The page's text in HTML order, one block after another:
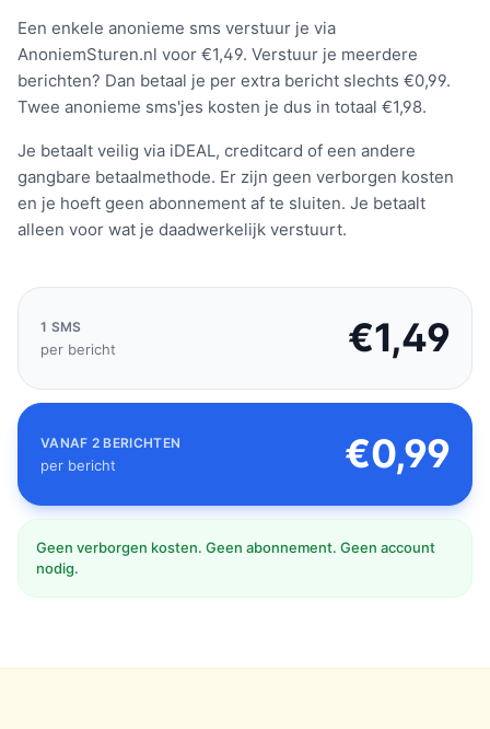
Een enkele anonieme sms verstuur je via
AnoniemSturen.nl voor €1,49. Verstuur je meerdere
berichten? Dan betaal je per extra bericht slechts €0,99.
Twee anonieme sms'jes kosten je dus in totaal €1,98.
Je betaalt veilig via iDEAL, creditcard of een andere
gangbare betaalmethode. Er zijn geen verborgen kosten
en je hoeft geen abonnement af te sluiten. Je betaalt
alleen voor wat je daadwerkelijk verstuurt.
1 SMS
per bericht €1,49
VANAF 2 BERICHTEN
per bericht €0,99
Geen verborgen kosten. Geen abonnement. Geen account
nodig.